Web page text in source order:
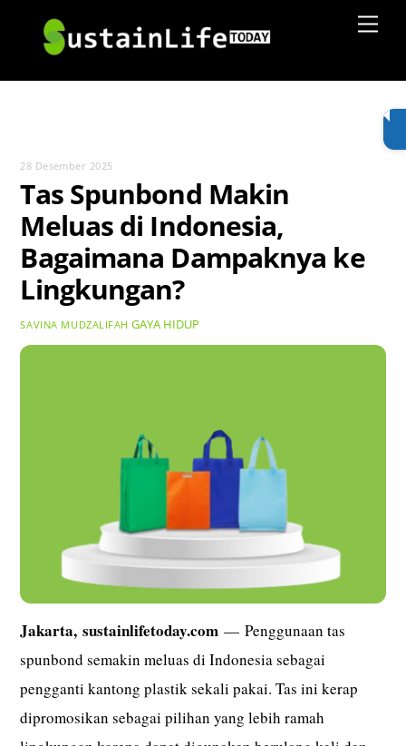
content
28 Desember 2025
Tas Spunbond Makin
Meluas di Indonesia,
Bagaimana Dampaknya ke
Lingkungan?
SAVINA MUDZALIFAH GAYA HIDUP
Jakarta,sustainlifetoday.com — Penggunaan tas
spunbond semakin meluas di Indonesia sebagai
pengganti kantong plastik sekali pakai. Tas ini kerap
dipromosikan sebagai pilihan yang lebih ramah